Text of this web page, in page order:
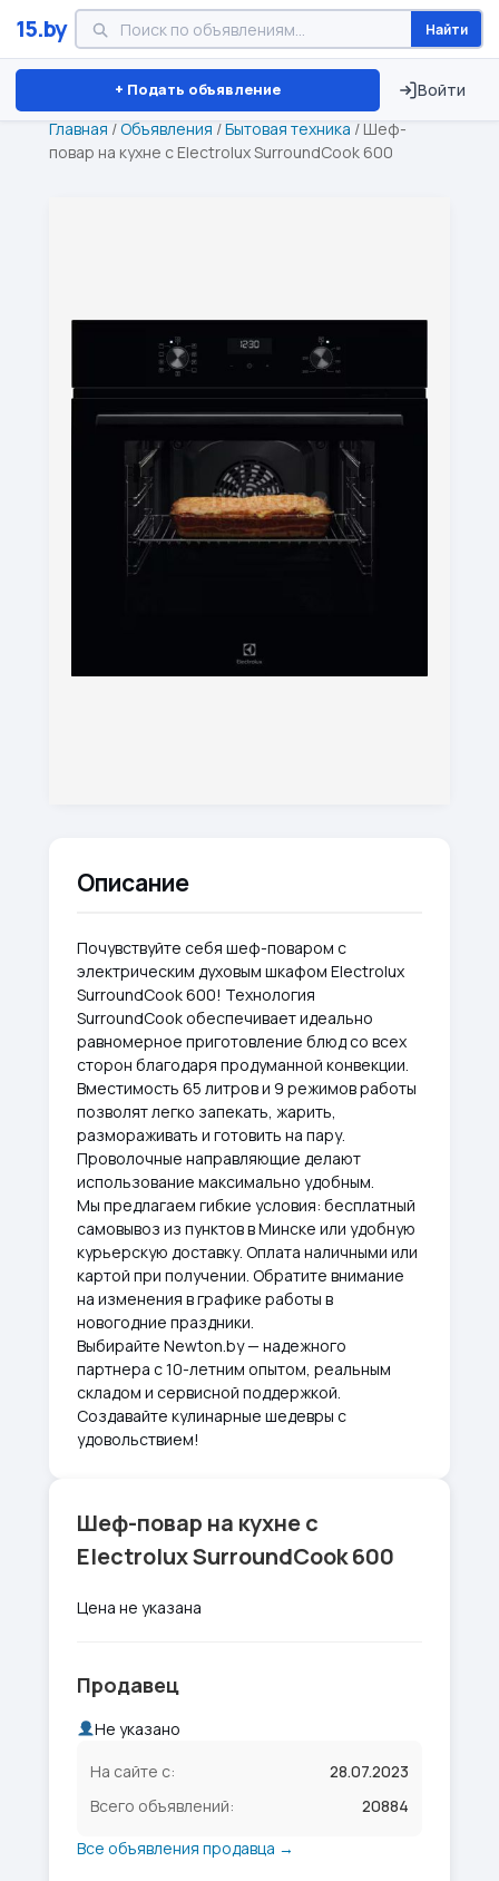
15.by Найти
+ Подать объявление Войти
Минск Витебск Брест ⏱ ТОЛЬКО 15 ДНЕЙ
Главная /Объявления /Бытовая техника / Шеф-
повар на кухне с Electrolux SurroundCook 600
Описание
Почувствуйте себя шеф-поваром с
электрическим духовым шкафом Electrolux
SurroundCook 600! Технология
SurroundCook обеспечивает идеально
равномерное приготовление блюд со всех
сторон благодаря продуманной конвекции.
Вместимость 65 литров и 9 режимов работы
позволят легко запекать, жарить,
размораживать и готовить на пару.
Проволочные направляющие делают
использование максимально удобным.
Мы предлагаем гибкие условия: бесплатный
самовывоз из пунктов в Минске или удобную
курьерскую доставку. Оплата наличными или
картой при получении. Обратите внимание
на изменения в графике работы в
новогодние праздники.
Выбирайте Newton.by — надежного
партнера с 10-летним опытом, реальным
складом и сервисной поддержкой.
Создавайте кулинарные шедевры с
удовольствием!
Шеф-повар на кухне с
Electrolux SurroundCook 600
Цена не указана
Продавец
Не указано
На сайте с:
28.07.2023
Всего объявлений:
20884
Все объявления продавца →